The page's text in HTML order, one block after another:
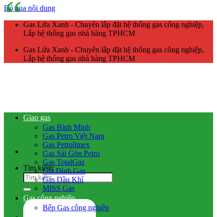
Bỏ qua nội dung
Gas Lửa Xanh - Chuyên lắp đặt hệ thống gas công nghiệp,
Lắp hệ thống gas nhà hàng TPHCM
Gas Lửa Xanh - Chuyên lắp đặt hệ thống gas công nghiệp,
Lắp hệ thống gas nhà hàng TPHCM
Tìm kiếm:
Giao gas
Gas Bình Minh
Gas Petro Việt Nam
Gas Petrolimex
Gas Sài Gòn Petro
Gas TotalGaz
Gia Đình Gas
Gas Dầu Khí
MISS Gas
Gas công nghiệp
Bếp Gas công nghiệp